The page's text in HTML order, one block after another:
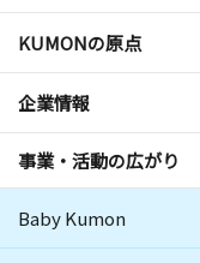
KUMONの原点
企業情報
事業・活動の広がり
Baby Kumon